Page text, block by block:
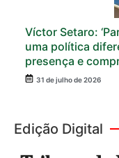
Víctor Setaro:
uma política
presença e
31 de julho de 2026
Edição Digital